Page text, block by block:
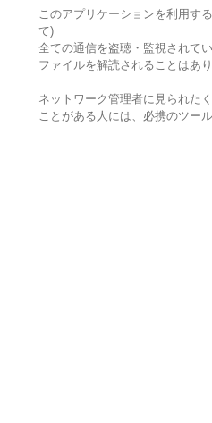
このアプリケーションを利用す
て)
全ての通信を盗聴・監視されて
ファイルを解読されることはあり
ネットワーク管理者に見られた
ことがある人には、必携のツール